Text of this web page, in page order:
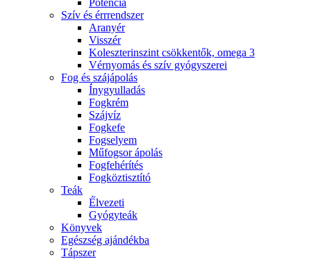
Potencia
Szív és érrrendszer
Aranyér
Visszér
Koleszterinszint csökkentők, omega 3
Vérnyomás és szív gyógyszerei
Fog és szájápolás
Í́nygyulladás
Fogkrém
Szájvíz
Fogkefe
Fogselyem
Műfogsor ápolás
Fogfehérítés
Fogköztisztító
Teák
É́lvezeti
Gyógyteák
Könyvek
Egészség ajándékba
Tápszer